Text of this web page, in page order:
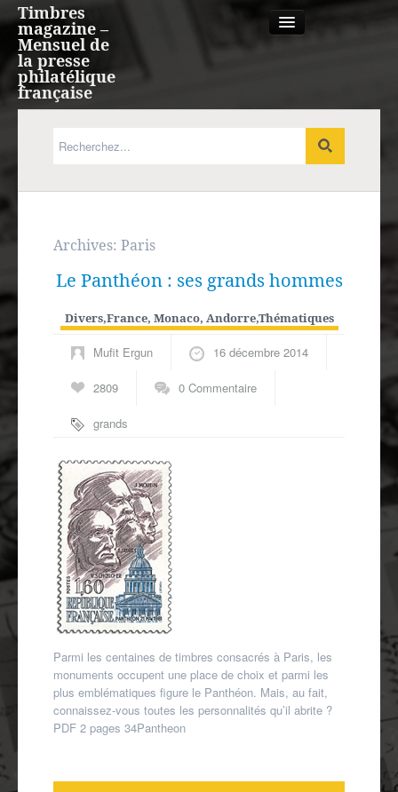
Timbres
magazine –
Mensuel de
la presse
philatélique
française
Expression française
Europe
Outre-mer
Agenda
Archives: Paris
Le Panthéon : ses grands hommes
Divers,France, Monaco, Andorre,Thématiques
Mufit Ergun 16 décembre 2014
2809 0 Commentaire
grands
Panthéon,Paris
Parmi les centaines de timbres consacrés à Paris, les
monuments occupent une place de choix et parmi les
plus emblématiques figure le Panthéon. Mais, au fait,
connaissez-vous toutes les personnalités qu’il abrite ?
PDF 2 pages 34Pantheon